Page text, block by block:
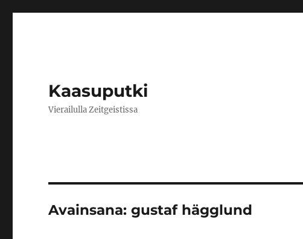
Kaasuputki
Vierailulla Zeitgeistissa
Avainsana:gustaf hägglund